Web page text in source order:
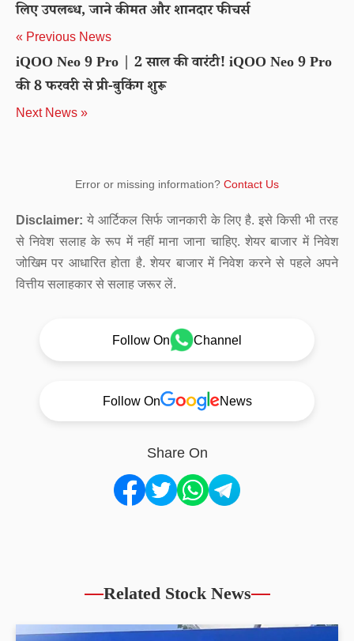
लिए उपलब्ध, जाने कीमत और शानदार फीचर्स
« Previous News
iQOO Neo 9 Pro | 2 साल की वारंटी! iQOO Neo 9 Pro
की 8 फरवरी से प्री-बुकिंग शुरू
Next News »
Error or missing information? Contact Us
Disclaimer: ये आर्टिकल सिर्फ जानकारी के लिए है. इसे किसी भी तरह
से निवेश सलाह के रूप में नहीं माना जाना चाहिए. शेयर बाजार में निवेश
जोखिम पर आधारित होता है. शेयर बाजार में निवेश करने से पहले अपने
वित्तीय सलाहकार से सलाह जरूर लें.
Follow On Channel
Follow On News
Share On
Related Stock News